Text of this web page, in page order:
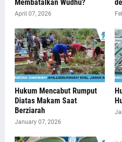
Membatalkan Wudhu?
April 07, 2026
Hukum Mencabut Rumput
Diatas Makam Saat
Berziarah
January 07, 2026